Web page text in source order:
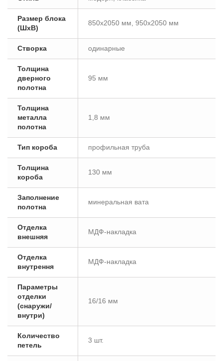
Размер блока
(ШxВ)
850х2050 мм, 950х2050 мм
Створка одинарные
Толщина
дверного
полотна
95 мм
Толщина
металла
полотна
1,8 мм
Тип короба профильная труба
Толщина
короба
130 мм
Заполнение
полотна
минеральная вата
Отделка
внешняя
МДФ-накладка
Отделка
внутрення
МДФ-накладка
Параметры
отделки
(снаружи/
внутри)
16/16 мм
Количество
петель
3 шт.